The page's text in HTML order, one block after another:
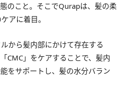
のこと。そこでQurapは、髪の柔
アに着目。
ルから髪内部にかけて存在する
CMC」をケアすることで、髪内
をサポートし、髪の水分バラン